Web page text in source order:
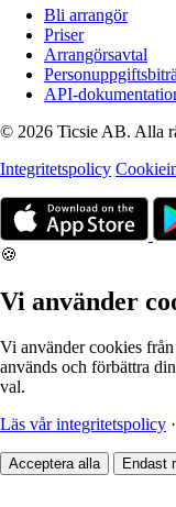
Bli arrangör
Priser
Arrangörsavtal
API-
© 2026 Ticsie AB. Alla
Integritetspolicy
🍪
Vi använder
Vi använder cookies
används och förbättra
val.
Läs vår integritetspolicy ·
Acceptera alla Endast